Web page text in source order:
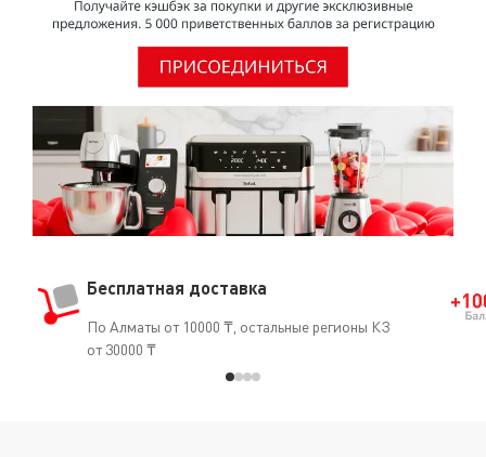
Бесплатная доставка
По Алматы от 10000 ₸, остальные регионы КЗ
от 30000 ₸